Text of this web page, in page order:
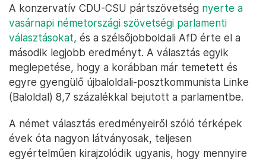
A konzervatív CDU-CSU pártszövetség nyerte a
vasárnapi németországi szövetségi parlamenti
választásokat, és a szélsőjobboldali AfD érte el a
második legjobb eredményt. A választás egyik
meglepetése, hogy a korábban már temetett és
egyre gyengülő újbaloldali-posztkommunista Linke
(Baloldal) 8,7 százalékkal bejutott a parlamentbe.
A német választás eredményeiről szóló térképek
évek óta nagyon látványosak, teljesen
egyértelműen kirajzolódik ugyanis, hogy mennyire